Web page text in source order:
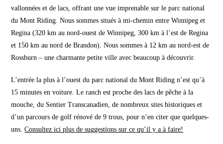
vallonnées et de lacs, offrant une vue imprenable sur le parc national
du Mont Riding. Nous sommes situés à mi-chemin entre Winnipeg et
Regina (320 km au nord-ouest de Winnipeg, 300 km à l’est de Regina
et 150 km au nord de Brandon). Nous sommes à 12 km au nord-est de
Rossburn – une charmante petite ville avec beaucoup à découvrir.
L’entrée la plus à l’ouest du parc national du Mont Riding n’est qu’à
15 minutes en voiture. Le ranch est proche des lacs de pêche à la
mouche, du Sentier Transcanadien, de nombreux sites historiques et
d’un parcours de golf rénové de 9 trous, pour n’en citer que quelques-
uns.Consultez ici plus de suggestions sur ce qu’il y a à faire!